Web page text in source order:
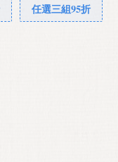
任選三組95折